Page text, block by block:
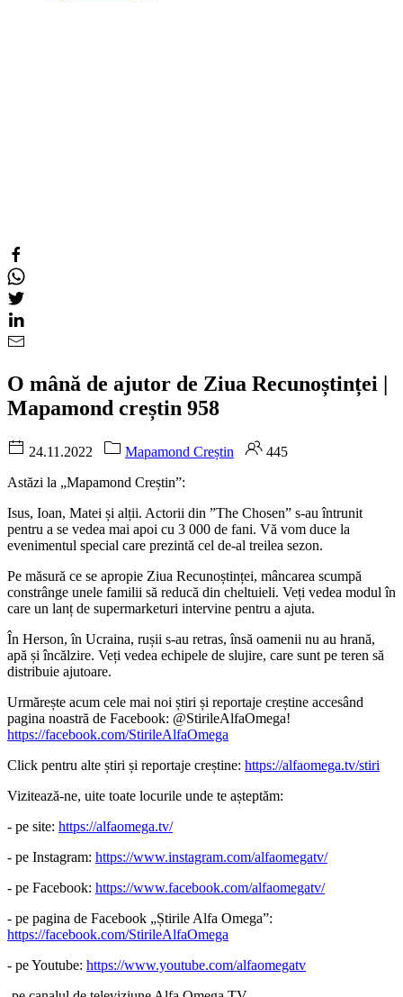
O mână de ajutor de Ziua Recunoștinței |
Mapamond creștin 958
24.11.2022 Mapamond Creștin
445
Astăzi la „Mapamond Creștin”:
Isus, Ioan, Matei și alții. Actorii din ”The Chosen” s-au întrunit
pentru a se vedea mai apoi cu 3 000 de fani. Vă vom duce la
evenimentul special care prezintă cel de-al treilea sezon.
Pe măsură ce se apropie Ziua Recunoștinței, mâncarea scumpă
constrânge unele familii să reducă din cheltuieli. Veți vedea modul în
care un lanț de supermarketuri intervine pentru a ajuta.
În Herson, în Ucraina, rușii s-au retras, însă oamenii nu au hrană,
apă și încălzire. Veți vedea echipele de slujire, care sunt pe teren să
distribuie ajutoare.
Urmărește acum cele mai noi știri și reportaje creștine accesând
pagina noastră de Facebook: @StirileAlfaOmega!
https://facebook.com/StirileAlfaOmega
Click pentru alte știri și reportaje creștine: https://alfaomega.tv/stiri
Vizitează-ne, uite toate locurile unde te așteptăm:
- pe site: https://alfaomega.tv/
- pe Instagram: https://www.instagram.com/alfaomegatv/
- pe Facebook: https://www.facebook.com/alfaomegatv/
- pe pagina de Facebook „Știrile Alfa Omega”:
https://facebook.com/StirileAlfaOmega
- pe Youtube: https://www.youtube.com/alfaomegatv